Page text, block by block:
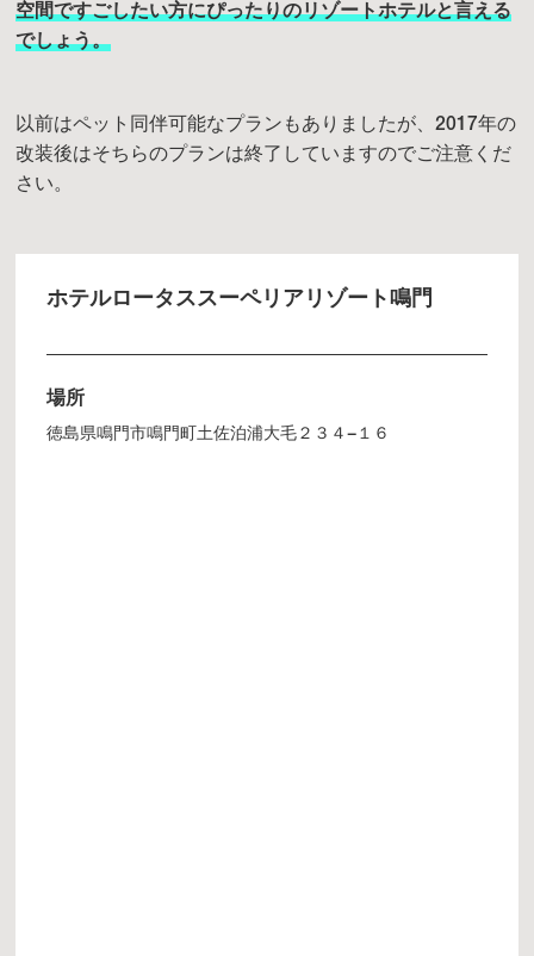
空間ですごしたい方にぴったりのリゾートホテルと言える
でしょう。
以前はペット同伴可能なプランもありましたが、2017年の
改装後はそちらのプランは終了していますのでご注意くだ
さい。
ホテルロータススーペリアリゾート鳴門
場所
徳島県鳴門市鳴門町土佐泊浦大毛２３４−１６